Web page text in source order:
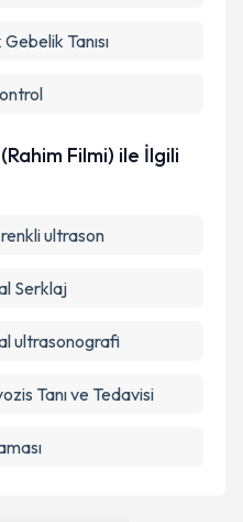
Tanısı
Filmi) ile İlgili
ultrason
Serklaj
ultrasonografi
Tanı ve Tedavisi